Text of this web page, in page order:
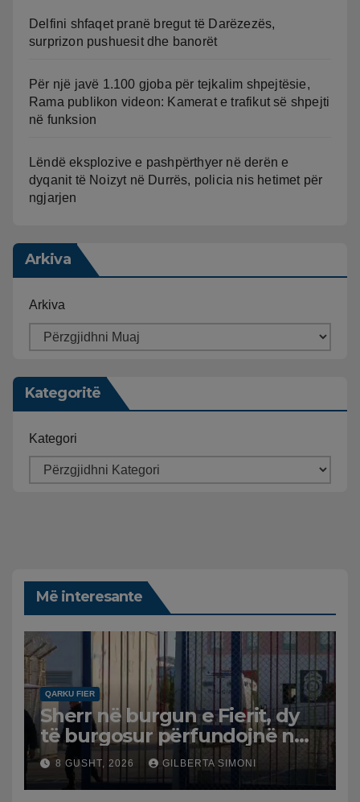
Delfini shfaqet pranë bregut të Darëzezës,
surprizon pushuesit dhe banorët
Për një javë 1.100 gjoba për tejkalim shpejtësie,
Rama publikon videon: Kamerat e trafikut së shpejti
në funksion
Lëndë eksplozive e pashpërthyer në derën e
dyqanit të Noizyt në Durrës, policia nis hetimet për
ngjarjen
Arkiva
Arkiva
Kategoritë
Kategori
Më interesante
QARKU FIER
Sherr në burgun e Fierit, dy
të burgosur përfundojnë në
spital
8 GUSHT, 2026 GILBERTA SIMONI